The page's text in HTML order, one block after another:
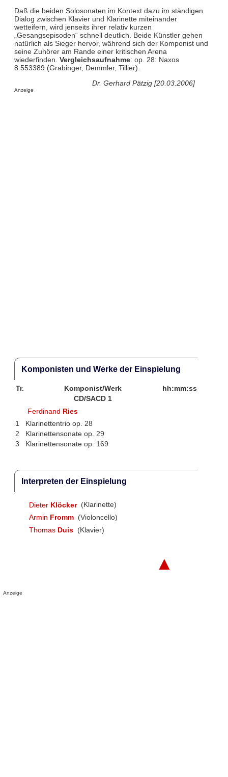
Daß die beiden Solosonaten im Kontext dazu im ständigen
Dialog zwischen Klavier und Klarinette miteinander
wetteifern, wird jenseits ihrer relativ kurzen
„Gesangsepisoden“ schnell deutlich. Beide Künstler gehen
natürlich als Sieger hervor, während sich der Komponist und
seine Zuhörer am Rande einer kritischen Arena
wiederfinden. Vergleichsaufnahme: op. 28: Naxos
8.553389 (Grabinger, Demmler, Tillier).
Dr. Gerhard Pätzig [20.03.2006]
Anzeige
Komponisten und Werke der Einspielung
Tr. Komponist/Werk
hh:mm:ss
CD/SACD 1
Ferdinand Ries
1
Klarinettentrio op. 28
2
Klarinettensonate op. 29
3
Klarinettensonate op. 169
Interpreten der Einspielung
Dieter Klöcker (Klarinette)
Armin Fromm (Violoncello)
Thomas Duis (Klavier)
▲
Anzeige